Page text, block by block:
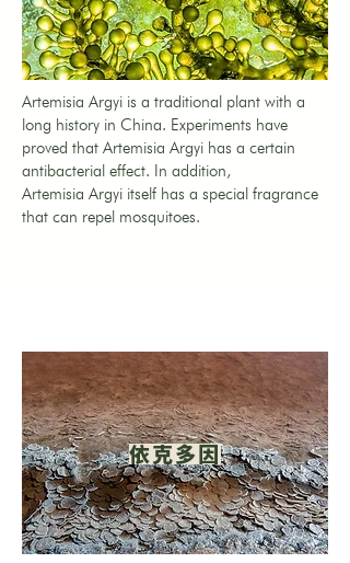
Artemisia Argyi is a traditional plant with a
long history in China. Experiments have
proved that Artemisia Argyi has a certain
antibacterial effect. In addition,
Artemisia Argyi itself has a special fragrance
that can repel mosquitoes.
依克多因